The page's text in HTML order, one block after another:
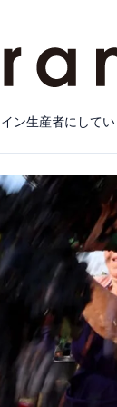
ン生産者にして